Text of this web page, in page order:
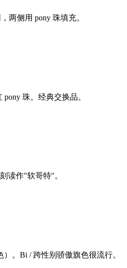
两侧用 pony 珠填充。
珠。经典交换品。
读作"软哥特"。
。Bi / 跨性别骄傲旗色很流行。